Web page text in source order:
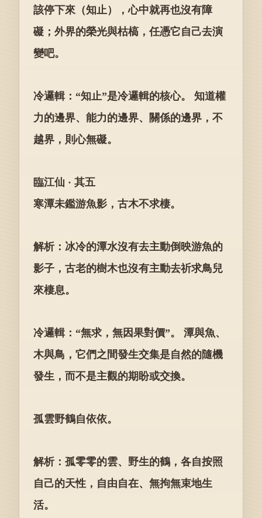
該停下來（知止），心中就再也沒有障
礙；外界的榮光與枯槁，任憑它自己去演
變吧。
冷邏輯：“知止”是冷邏輯的核心。 知道權
力的邊界、能力的邊界、關係的邊界，不
越界，則心無礙。
臨江仙 · 其五
寒潭未鑑游魚影，古木不求棲。
解析：冰冷的潭水沒有去主動倒映游魚的
影子，古老的樹木也沒有主動去祈求鳥兒
來棲息。
冷邏輯：“無求，無因果對價”。 潭與魚、
木與鳥，它們之間發生交集是自然的隨機
發生，而不是主觀的期盼或交換。
孤雲野鶴自依依。
解析：孤零零的雲、野生的鶴，各自按照
自己的天性，自由自在、無拘無束地生
活。